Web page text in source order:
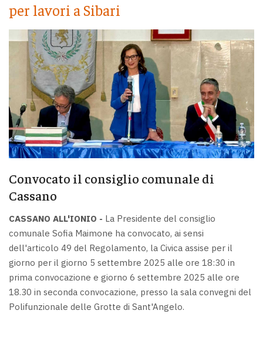
per lavori a Sibari
Convocato il consiglio comunale di
Cassano
CASSANO ALL'IONIO - La Presidente del consiglio
comunale Sofia Maimone ha convocato, ai sensi
dell'articolo 49 del Regolamento, la Civica assise per il
giorno per il giorno 5 settembre 2025 alle ore 18:30 in
prima convocazione e giorno 6 settembre 2025 alle ore
18.30 in seconda convocazione, presso la sala convegni del
Polifunzionale delle Grotte di Sant'Angelo.